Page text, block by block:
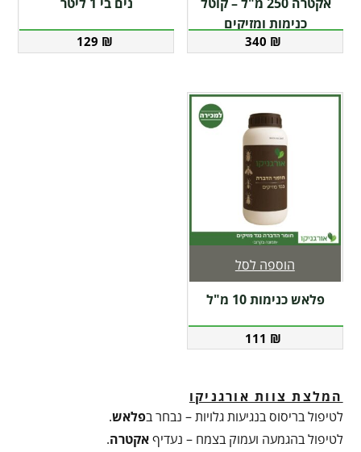
כנימות ומזיקים
340 ₪
129 ₪
פלאש כנימות 10 מ"ל
111 ₪
הוספה לסל
המלצת צוות אורגניקו
לטיפול בריסוס בנגיעות גלויות – נבחר בפלאש.
לטיפול בהגמעה ועמוק בצמח – נעדיףאקטרה.